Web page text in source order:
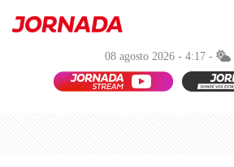
08 agosto 2026 - 4:17 -